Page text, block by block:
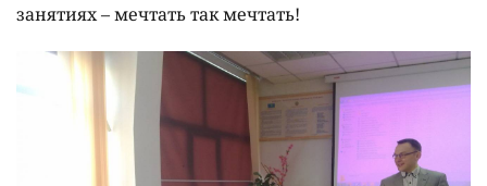
занятиях – мечтать так мечтать!